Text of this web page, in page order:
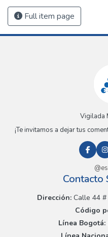
Full item page
Vigilada
¡Te invitamos a dejar tus
Contacto
Dirección:Calle 44 #
Código
Línea Bogotá: